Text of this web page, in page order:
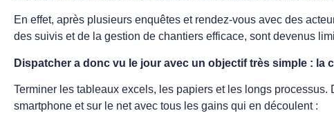
En effet, après plusieurs enquêtes et rendez-vous avec des
des suivis et de la gestion de chantiers efficace, sont devenus
Dispatcher a donc vu le jour avec un objectif très simple :
Terminer les tableaux excels, les papiers et les longs
smartphone et sur le net avec tous les gains qui en découlent :